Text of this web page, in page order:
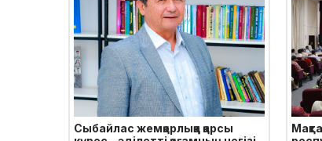
Сыбайлас жемқорлыққа қарсы